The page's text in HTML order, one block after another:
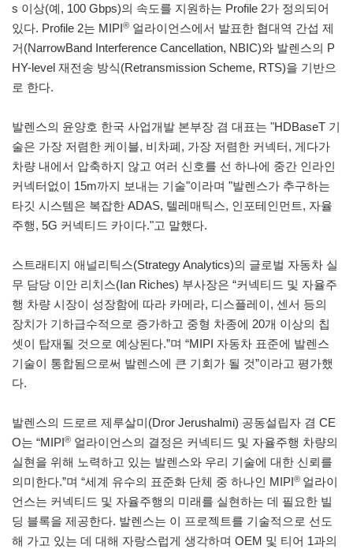
s 이상(예, 100 Gbps)의 속도를 지원하는 Profile 2가 정의되어
있다. Profile 2는 MIPI® 얼라이언스에서 발표한 협대역 간섭 제
거(NarrowBand Interference Cancellation, NBIC)와 발렌스의 P
HY-level 재전송 방식(Retransmission Scheme, RTS)을 기반으
로 한다.
발렌스의 윤양호 한국 사업개발 본부장 겸 대표는 "HDBaseT 기
술은 가장 저렴한 케이블, 비차폐, 가장 저렴한 커넥터, 게다가
차량 내에서 압축하지 않고 여러 신호를 선 하나에 중간 인라인
커넥터없이 15m까지 보내는 기술"이라며 "발렌스가 추구하는
타깃 시스템은 복잡한 ADAS, 텔레매틱스, 인포테인먼트, 자율
주행, 5G 커넥티드 카이다."고 말했다.
스트래티지 애널리틱스(Strategy Analytics)의 글로벌 자동차 실
무 담당 이안 리치스(Ian Riches) 부사장은 “커넥티드 및 자율주
행 차량 시장이 성장함에 따라 카메라, 디스플레이, 센서 등의
장치가 기하급수적으로 증가하고 중형 차종에 20개 이상의 칩
셋이 탑재될 것으로 예상된다.”며 “MIPI 자동차 표준에 발렌스
기술이 통합됨으로써 발렌스에 큰 기회가 될 것”이라고 평가했
다.
발렌스의 드로르 제루살미(Dror Jerushalmi) 공동설립자 겸 CE
O는 “MIPI® 얼라이언스의 결정은 커넥티드 및 자율주행 차량의
실현을 위해 노력하고 있는 발렌스와 우리 기술에 대한 신뢰를
의미한다.”며 “세계 유수의 표준화 단체 중 하나인 MIPI® 얼라이
언스는 커넥티드 및 자율주행의 미래를 실현하는 데 필요한 빌
딩 블록을 제공한다. 발렌스는 이 프로젝트를 기술적으로 선도
해 가고 있는 데 대해 자랑스럽게 생각하며 OEM 및 티어 1과의